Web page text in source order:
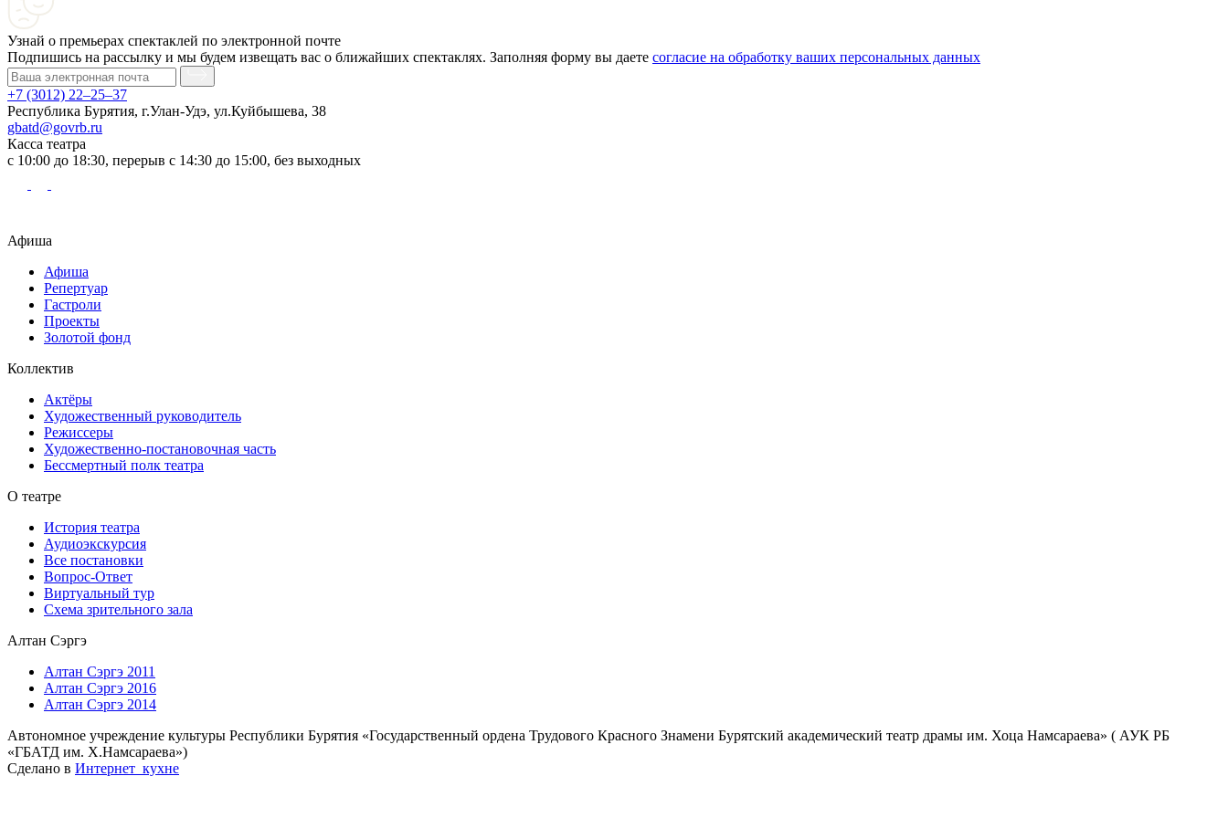
Узнай о премьерах спектаклей по электронной почте
Подпишись на рассылку и мы будем извещать вас о ближайших спектаклях. Заполняя форму вы даете согласие на обработку ваших персональных данных
+7 (3012) 22–25–37
Республика Бурятия, г.Улан-Удэ, ул.Куйбышева, 38
gbatd@govrb.ru
Касса театра
с 10:00 до 18:30, перерыв с 14:30 до 15:00, без выходных
Афиша
Афиша
Репертуар
Гастроли
Проекты
Золотой фонд
Коллектив
Актёры
Художественный руководитель
Режиссеры
Художественно-постановочная часть
Бессмертный полк театра
О театре
История театра
Аудиоэкскурсия
Все постановки
Вопрос-Ответ
Виртуальный тур
Схема зрительного зала
Алтан Сэргэ
Алтан Сэргэ 2011
Алтан Сэргэ 2016
Алтан Сэргэ 2014
Автономное учреждение культуры Республики Бурятия «Государственный ордена Трудового Красного Знамени Бурятский академический театр драмы им. Хоца Намсараева» ( АУК РБ
«ГБАТД им. Х.Намсараева»)
Сделано в Интернет_кухне